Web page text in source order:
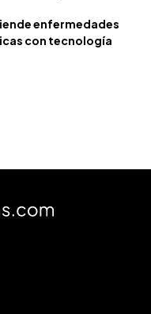
enfermedades
con tecnología